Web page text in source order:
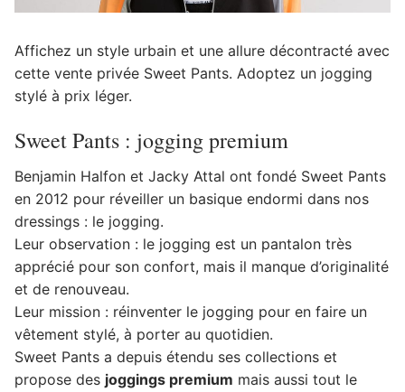
Affichez un style urbain et une allure décontracté avec
cette vente privée Sweet Pants. Adoptez un jogging
stylé à prix léger.
Sweet Pants : jogging premium
Benjamin Halfon et Jacky Attal ont fondé Sweet Pants
en 2012 pour réveiller un basique endormi dans nos
dressings : le jogging.
Leur observation : le jogging est un pantalon très
apprécié pour son confort, mais il manque d’originalité
et de renouveau.
Leur mission : réinventer le jogging pour en faire un
vêtement stylé, à porter au quotidien.
Sweet Pants a depuis étendu ses collections et
propose des joggings premium mais aussi tout le